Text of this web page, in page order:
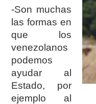
-Son muchas
las formas en
que los
venezolanos
podemos
ayudar al
Estado, por
ejemplo al